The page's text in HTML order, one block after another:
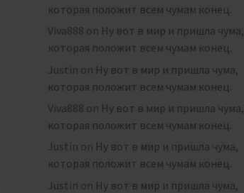
которая положит всем чумам конец.
Viva888 on Ну вот в мир и пришла чума,
которая положит всем чумам конец.
Justin on Ну вот в мир и пришла чума,
которая положит всем чумам конец.
Viva888 on Ну вот в мир и пришла чума,
которая положит всем чумам конец.
Justin on Ну вот в мир и пришла чума,
которая положит всем чумам конец.
Justin on Ну вот в мир и пришла чума,